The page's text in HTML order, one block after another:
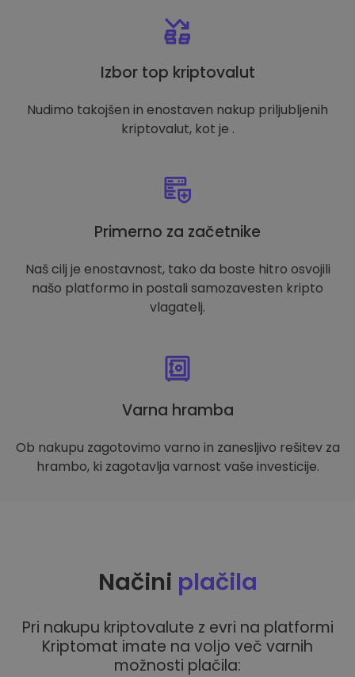
Izbor top kriptovalut
Nudimo takojšen in enostaven nakup priljubljenih
kriptovalut, kot je .
Primerno za začetnike
Naš cilj je enostavnost, tako da boste hitro osvojili
našo platformo in postali samozavesten kripto
vlagatelj.
Varna hramba
Ob nakupu zagotovimo varno in zanesljivo rešitev za
hrambo, ki zagotavlja varnost vaše investicije.
Načini plačila
Pri nakupu kriptovalute z evri na platformi
Kriptomat imate na voljo več varnih
možnosti plačila: